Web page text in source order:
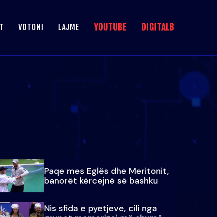
VOTONI LAJME YOUTUBE DIGITALB
Paqe mes Eglës dhe Meritonit,
banorët kërcejnë së bashku
Nis sfida e pyetjeve, cili nga